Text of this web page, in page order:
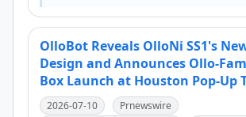
OlloBot Reveals OlloNi SS1's
Design and Announces Ollo-
Box Launch at Houston Pop-Up
2026-07-10
Prnewswire